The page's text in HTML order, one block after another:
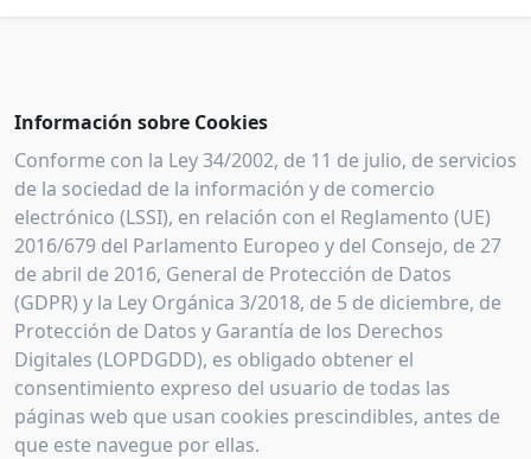
Información sobre Cookies
Conforme con la Ley 34/2002, de 11 de julio, de servicios
de la sociedad de la información y de comercio
electrónico (LSSI), en relación con el Reglamento (UE)
2016/679 del Parlamento Europeo y del Consejo, de 27
de abril de 2016, General de Protección de Datos
(GDPR) y la Ley Orgánica 3/2018, de 5 de diciembre, de
Protección de Datos y Garantía de los Derechos
Digitales (LOPDGDD), es obligado obtener el
consentimiento expreso del usuario de todas las
páginas web que usan cookies prescindibles, antes de
que este navegue por ellas.